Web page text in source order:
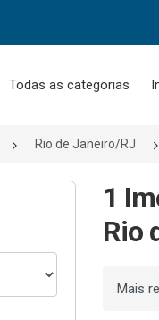
Todas as categorias
Rio de Janeiro/RJ
1
Rio